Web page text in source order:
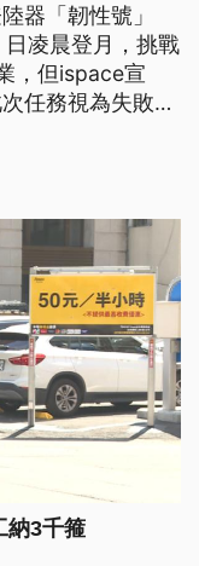
器「韌性號」
日凌晨登月，挑戰
，但ispace宣
任務視為失敗，
登月科學酬載
納3千箍